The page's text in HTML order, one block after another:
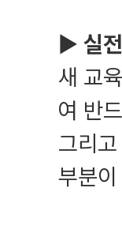
▶ 실
새 교
여 반
그리
부분